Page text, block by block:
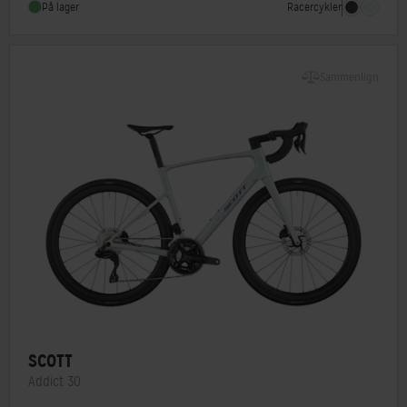
Vægt
8,5 kg
På lager Racercykler
SCOTT
Addict 30